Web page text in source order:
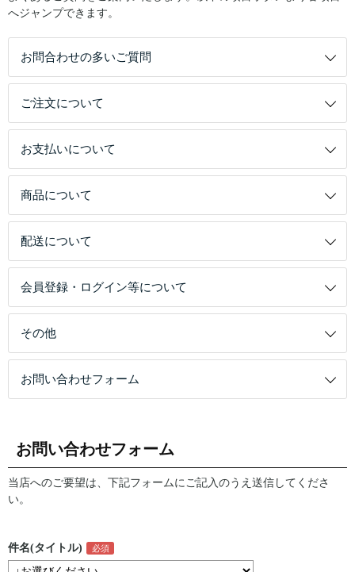
へジャンプできます。
お問合わせの多いご質問
ご注文について
お支払いについて
商品について
配送について
会員登録・ログイン等について
その他
お問い合わせフォーム
お問い合わせフォーム
当店へのご要望は、下記フォームにご記入のうえ送信してくださ
い。
件名(タイトル)